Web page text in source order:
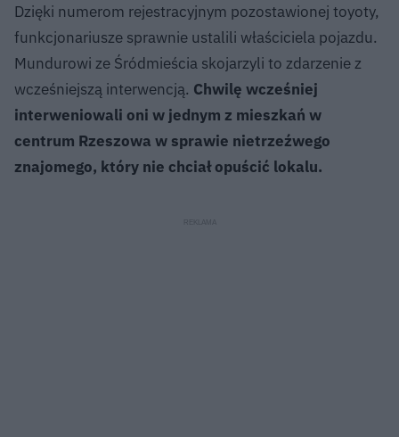
Dzięki numerom rejestracyjnym pozostawionej toyoty,
funkcjonariusze sprawnie ustalili właściciela pojazdu.
Mundurowi ze Śródmieścia skojarzyli to zdarzenie z
wcześniejszą interwencją. Chwilę wcześniej
interweniowali oni w jednym z mieszkań w
centrum Rzeszowa w sprawie nietrzeźwego
znajomego, który nie chciał opuścić lokalu.